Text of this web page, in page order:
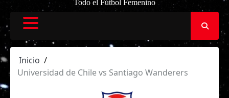
Todo el Fútbol Femenino
Inicio
Universidad de Chile vs Santiago Wanderers